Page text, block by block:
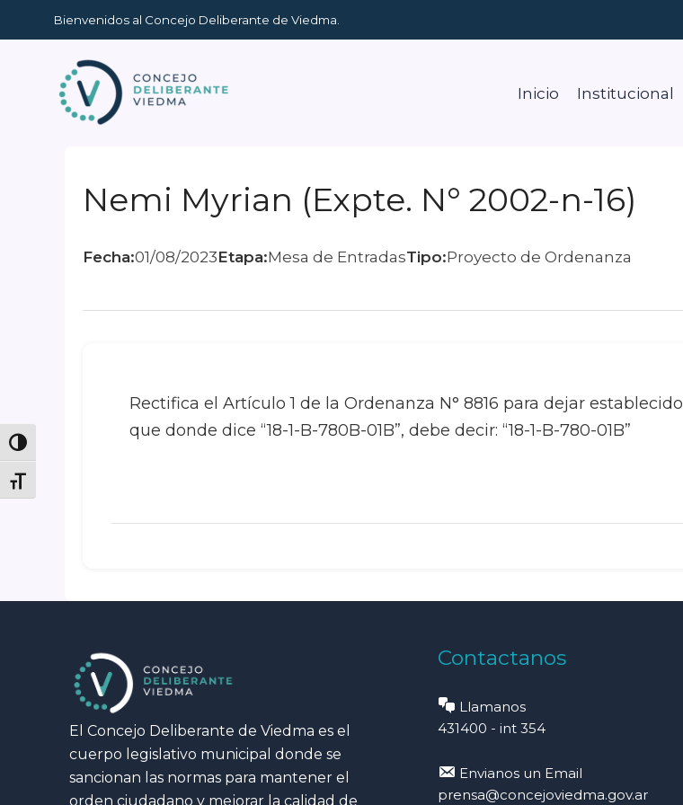
Toggle High Contrast
Toggle Font size
al
contenido
Bienvenidos al Concejo Deliberante de Viedma.
Inicio Institucional
Nemi Myrian (Expte. N° 2002-n-16)
Fecha:01/08/2023Etapa:Mesa de EntradasTipo:Proyecto de Ordenanza
Rectifica el Artículo 1 de la Ordenanza N° 8816 para dejar establecido
que donde dice “18-1-B-780B-01B”, debe decir: “18-1-B-780-01B”
El Concejo Deliberante de Viedma es el
cuerpo legislativo municipal donde se
sancionan las normas para mantener el
orden ciudadano y mejorar la calidad de
Contactanos
Llamanos
431400 - int 354
Envianos un Email
prensa@concejoviedma.gov.ar